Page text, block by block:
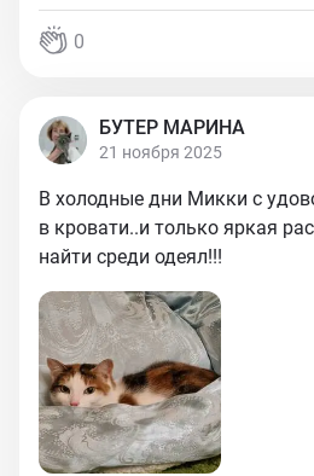
0
БУТЕР МАРИНА
21 ноября 2025
В холодные дни Микки с
в кровати..и только яркая
найти среди одеял!!!